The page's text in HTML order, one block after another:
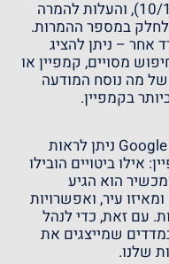
הקמפיין יעמוד על 10% (10/100), והעלות להמרה
במספר ההמרות.
אחר – ניתן להציג
מסויים, קמפיין או
מה נוסח המודעה
בקמפיין.
באמצעות ממשק הדוחות של Google Ads ניתן לראות
ביטויים הובילו
הוא הגיע
עיר, ואפשרויות
עם זאת, כדי לנהל
שמייצגים את
שלנו.